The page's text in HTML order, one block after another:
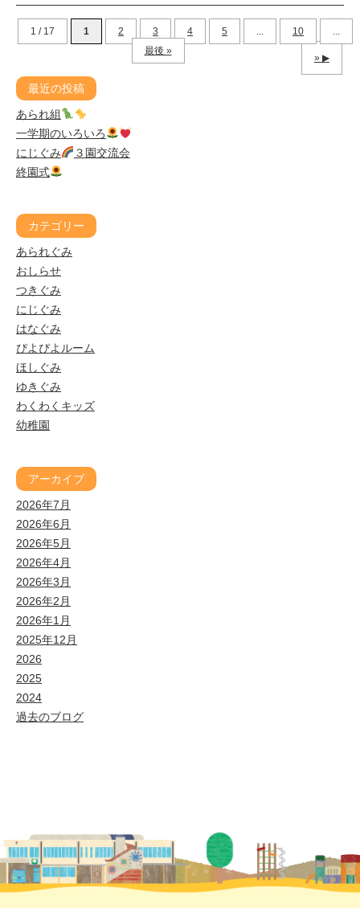
1 / 17 1 2 3 4 5 10
»
最後 »
最近の投稿
あられ組
一学期のいろいろ
にじぐみ
３園交流会
終園式
カテゴリー
あられぐみ
おしらせ
つきぐみ
にじぐみ
はなぐみ
ぴよぴよルーム
ほしぐみ
ゆきぐみ
わくわくキッズ
幼稚園
アーカイブ
2026年7月
2026年6月
2026年5月
2026年4月
2026年3月
2026年2月
2026年1月
2025年12月
2026
2025
2024
過去のブログ